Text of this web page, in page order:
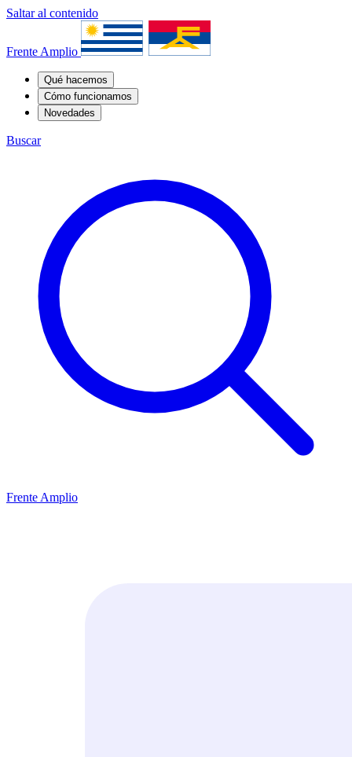
Saltar al contenido
Frente Amplio
Qué hacemos
Cómo funcionamos
Novedades
Buscar
Frente Amplio